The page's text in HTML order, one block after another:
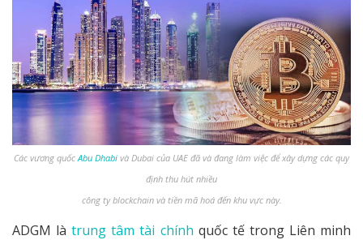
Các vương quốc Abu Dhabi và Dubai của UAE đã và đang làm việc để xây dựng các quy
định thu hút nhiều
công ty blockchain và tiền mã hoá đến khu vực này.
ADGM làtrung tâm tài chính quốc tế trong Liên minh